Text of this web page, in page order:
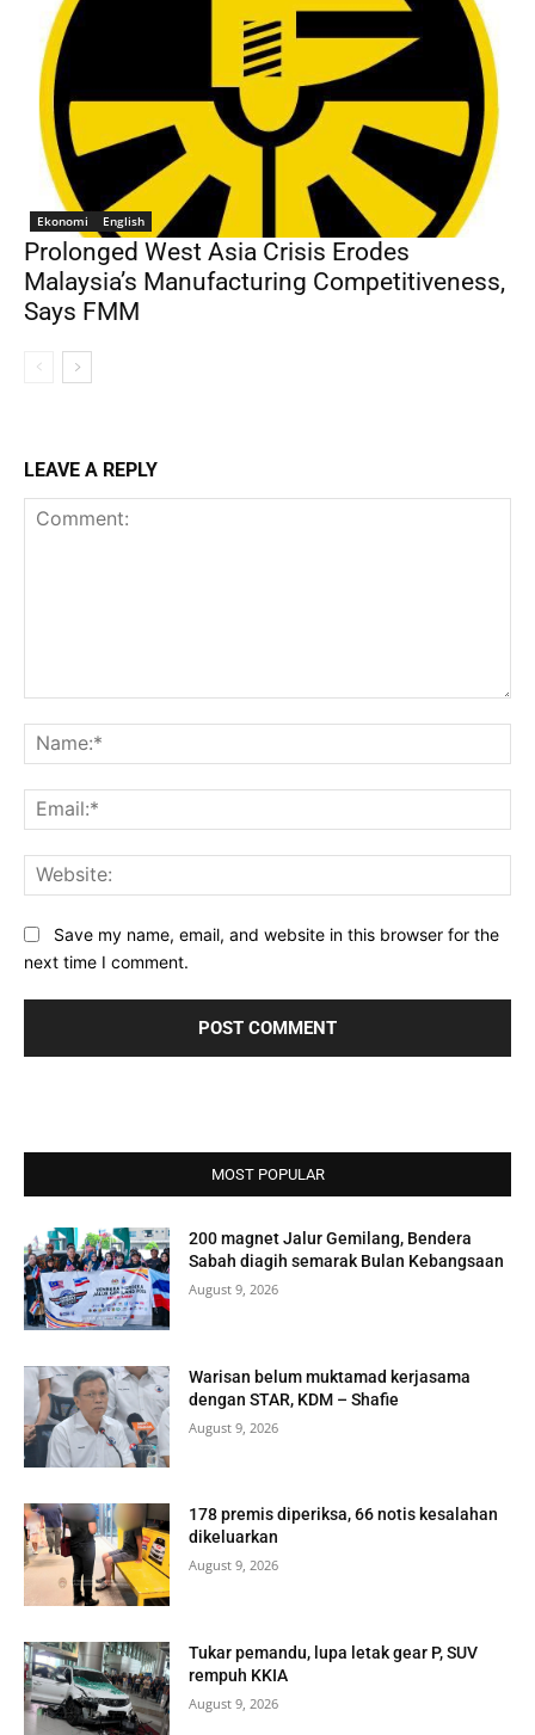
Ekonomi English
Prolonged West Asia Crisis Erodes
Malaysia’s Manufacturing Competitiveness,
Says FMM
LEAVE A REPLY
Save my name, email, and website in this browser for the
next time I comment.
MOST POPULAR
200 magnet Jalur Gemilang, Bendera
Sabah diagih semarak Bulan Kebangsaan
August 9, 2026
Warisan belum muktamad kerjasama
dengan STAR, KDM – Shafie
August 9, 2026
178 premis diperiksa, 66 notis kesalahan
dikeluarkan
August 9, 2026
Tukar pemandu, lupa letak gear P, SUV
rempuh KKIA
August 9, 2026